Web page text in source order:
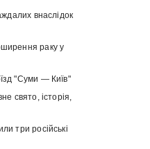
внаслідок
раку у
"Суми — Київ"
свято, історія,
три російські